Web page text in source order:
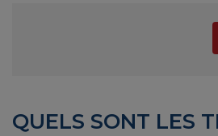
QUELS SONT LES